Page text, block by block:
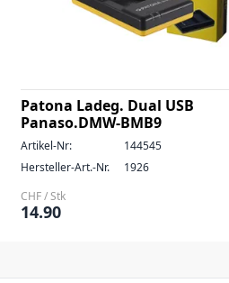
Patona Ladeg. Dual USB
Panaso.DMW-BMB9
Artikel-Nr:
144545
Hersteller-Art.-Nr.
1926
CHF / Stk
14.90